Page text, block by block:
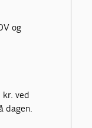
og
kr. ved
dagen.